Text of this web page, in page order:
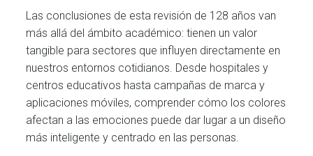
Las conclusiones de esta revisión de 128 años van
más allá del ámbito académico: tienen un valor
tangible para sectores que influyen directamente en
nuestros entornos cotidianos. Desde hospitales y
centros educativos hasta campañas de marca y
aplicaciones móviles, comprender cómo los colores
afectan a las emociones puede dar lugar a un diseño
más inteligente y centrado en las personas.